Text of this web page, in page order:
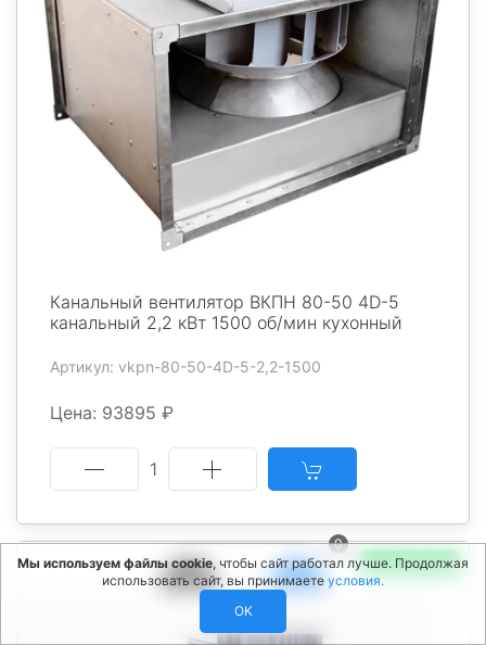
0
Канальный вентилятор ВКПН 80-50 4D-5
канальный 2,2 кВт 1500 об/мин кухонный
Артикул: vkpn-80-50-4D-5-2,2-1500
Цена: 93895 ₽
1
✅ В НАЛИЧИИ
Мы используем файлы cookie, чтобы сайт работал лучше. Продолжая
использовать сайт, вы принимаете условия.
OK